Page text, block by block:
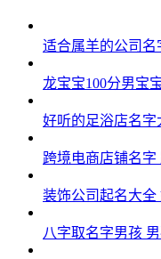
适合属羊的公司名
龙宝宝100分男宝
好听的足浴店名
跨境电商店铺名
装饰公司起名大全
八字取名字男孩